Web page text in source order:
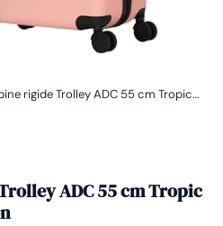
rigide Trolley ADC 55 cm Tropic…
ADC 55 cm Tropic